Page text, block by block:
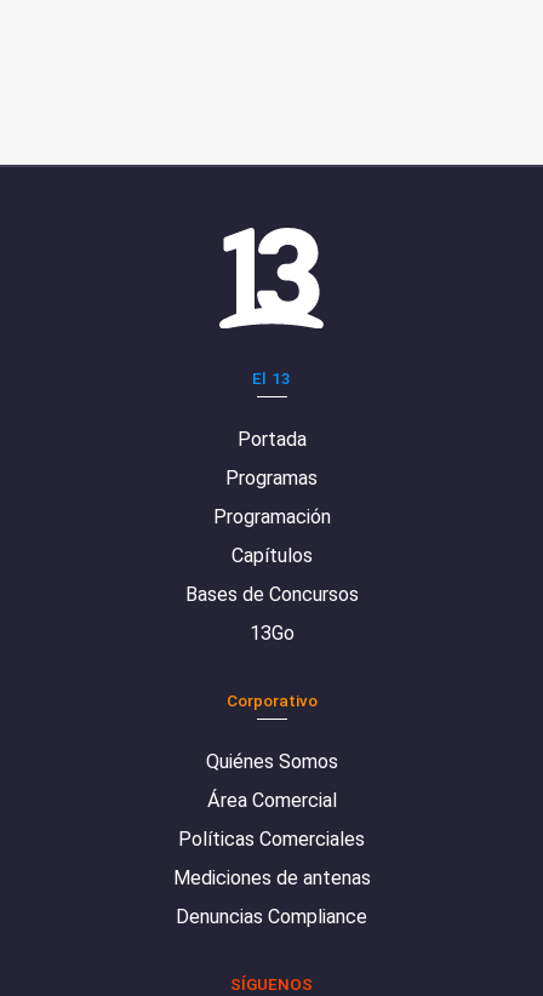
El 13
Portada
Programas
Programación
Capítulos
Bases de Concursos
13Go
Corporativo
Quiénes Somos
Área Comercial
Políticas Comerciales
Mediciones de antenas
Denuncias Compliance
SÍGUENOS